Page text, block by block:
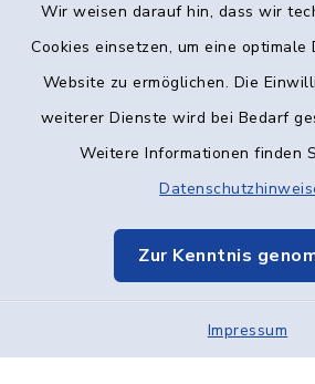
Wir weisen darauf hin, dass wir
Cookies einsetzen, um eine
Website zu ermöglichen. Die
weiterer Dienste wird bei Bedarf
Weitere Informationen finden
Zur Kenntnis
Impressum
Kontakt
Datenschutz
Elektronische
Sitemap